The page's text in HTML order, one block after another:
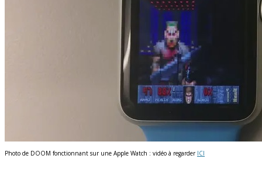
Photo de DOOM fonctionnant sur une Apple Watch : vidéo à regarder ICI